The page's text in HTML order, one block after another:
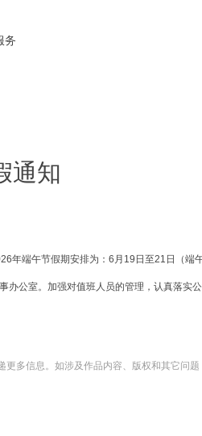
务
通知
年端午节假期安排为：6月19日至21日（端
公室。加强对值班人员的管理，认真落实公
多信息。如涉及作品内容、版权和其它问题